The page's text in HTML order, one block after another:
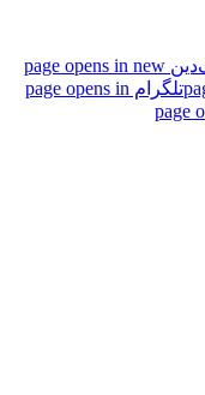
لینک‌دین page opens in new
تلگرام page opens in